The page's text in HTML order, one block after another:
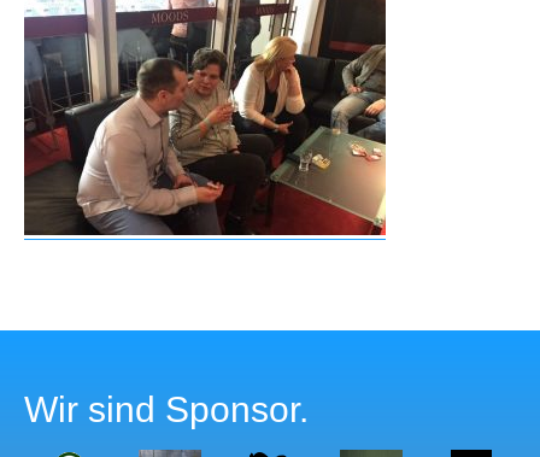
Wir sind Sponsor.